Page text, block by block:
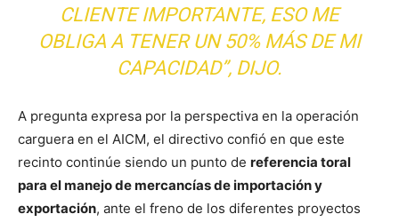
CLIENTE IMPORTANTE, ESO ME
OBLIGA A TENER UN 50% MÁS DE MI
CAPACIDAD”, DIJO.
A pregunta expresa por la perspectiva en la operación
carguera en el AICM, el directivo confió en que este
recinto continúe siendo un punto de referencia toral
para el manejo de mercancías de importación y
exportación, ante el freno de los diferentes proyectos